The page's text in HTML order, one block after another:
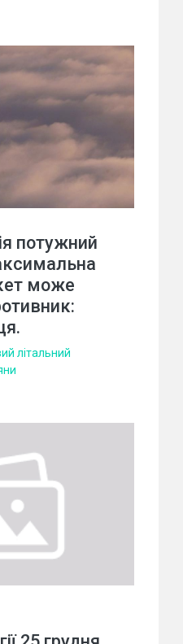
потужний
може
літальний